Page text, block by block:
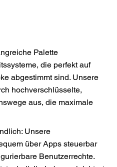
Palette
die perfekt auf
abgestimmt sind. Unsere
hochverschlüsselte,
aus, die maximale
Unsere
über Apps steuerbar
Benutzerrechte.